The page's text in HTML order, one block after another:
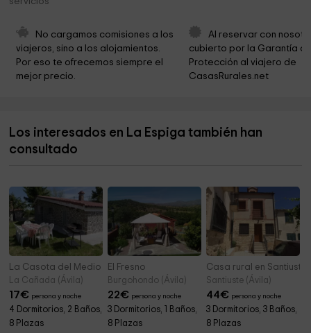
Ayuntamiento De San Esteban De Los Patos
Carril bici campoazalvaro
Iglesia Romanica Vicolozano
Iglesia de San Pedro Apostol 5,8 km
Iglesia San Pedro Apóstol 7,4 km
No cargamos comisiones a los
viajeros, sino a los alojamientos.
Por eso te ofrecemos siempre el
mejor precio.
Al reservar con
cubierto por la Garantía
Protección al viajero de
CasasRurales.net
Los interesados en La Espiga también han
consultado
La Casota del Medio
La Cañada (Ávila)
17€ persona y noche
4 Dormitorios, 2 Baños,
8 Plazas
El Fresno
Burgohondo (Ávila)
22€ persona y noche
3 Dormitorios, 1 Baños,
8 Plazas
Casa rural en
Santiuste (Ávila)
44€ persona y noche
3 Dormitorios, 3 Baños,
8 Plazas